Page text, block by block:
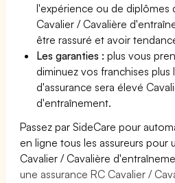
l'expérience ou de diplômes
Cavalier / Cavalière
être rassuré et avoir
Les garanties :plus vous
diminuez vos franchises
d'assurance sera élevé
d'entraînement.
Passez par SideCare pour
en ligne tous les assureurs pour
Cavalier / Cavalière
une assurance RC Cavalier /